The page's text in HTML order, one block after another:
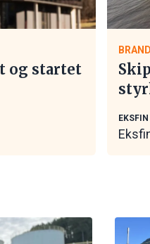
og startet